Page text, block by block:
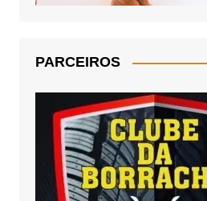
PARCEIROS